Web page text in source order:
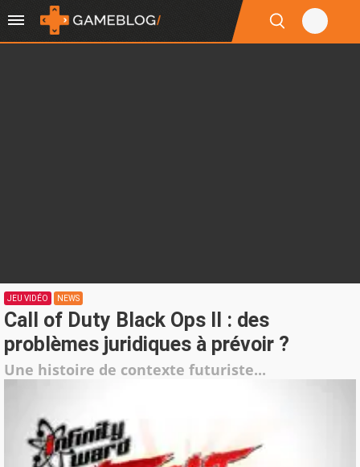
JEU VIDÉO NEWS
Call of Duty Black Ops II : des
problèmes juridiques à prévoir ?
Une histoire de contexte futuriste...